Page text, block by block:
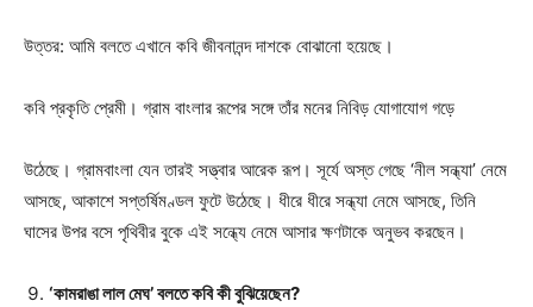
উত্তর: আমি বলতে এখানে কবি জীবনানন্দ দাশকে বোঝানো হয়েছে।
কবি প্রকৃতি প্রেমী। গ্রাম বাংলার রূপের সঙ্গে তাঁর মনের নিবিড় যোগাযোগ গড়ে
উঠেছে। গ্রামবাংলা যেন তারই সত্ত্বার আরেক রূপ। সূর্যে অস্ত গেছে ‘নীল সন্ধ্যা’ নেমে
আসছে, আকাশে সপ্তর্ষিমণ্ডল ফুটে উঠেছে। ধীরে ধীরে সন্ধ্যা নেমে আসছে, তিনি
ঘাসের উপর বসে পৃথিবীর বুকে এই সন্ধ্যে নেমে আসার ক্ষণটাকে অনুভব করছেন।
‘কামরাঙা লাল মেঘ’ বলতে কবি কী বুঝিয়েছেন?